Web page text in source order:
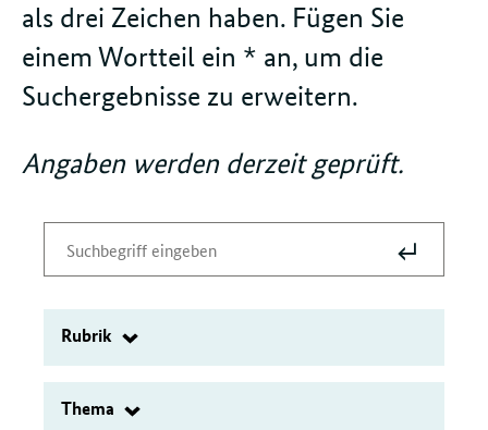
als drei Zeichen haben. Fügen Sie
einem Wortteil ein * an, um die
Suchergebnisse zu erweitern.
Angaben werden derzeit geprüft.
Suchbegriff
Suche
Filter
Rubrik
Filter
Thema